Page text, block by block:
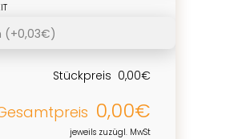
Stückpreis 0,00€
0,00€
jeweils zuzügl. MwSt